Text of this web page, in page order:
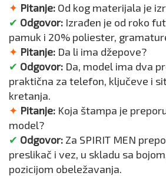
✦ Pitanje: Od kog materijala je
✔ Odgovor: Izrađen je od roko
pamuk i 20% poliester,
✦ Pitanje: Da li ima džepove?
✔ Odgovor: Da, model ima dva
praktična za telefon, ključeve i
kretanja.
✦ Pitanje: Koja štampa je
model?
✔ Odgovor: Za SPIRIT MEN
preslikač i vez, u skladu sa
pozicijom obeležavanja.